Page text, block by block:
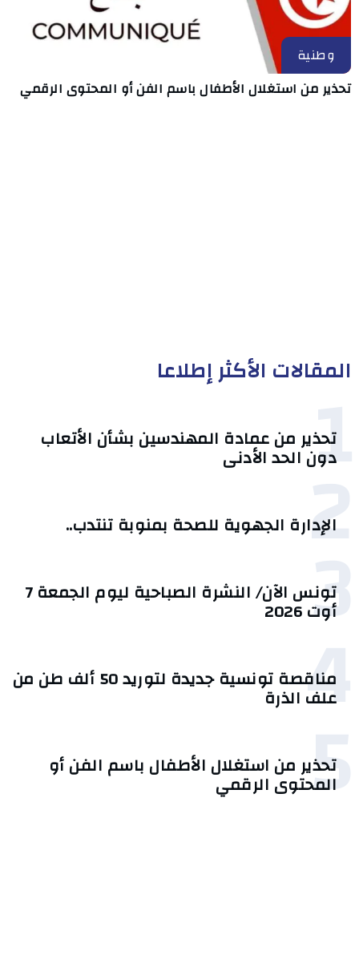
وطنية
تحذير من استغلال الأطفال باسم الفن أو المحتوى الرقمي
المقالات الأكثر إطلاعا
1
تحذير من عمادة المهندسين بشأن الأتعاب
دون الحد الأدنى
2
الإدارة الجهوية للصحة بمنوبة تنتدب..
3 تونس الآن/ النشرة الصباحية ليوم الجمعة 7
أوت 2026
4 مناقصة تونسية جديدة لتوريد 50 ألف طن من
علف الذرة
5
تحذير من استغلال الأطفال باسم الفن أو
المحتوى الرقمي